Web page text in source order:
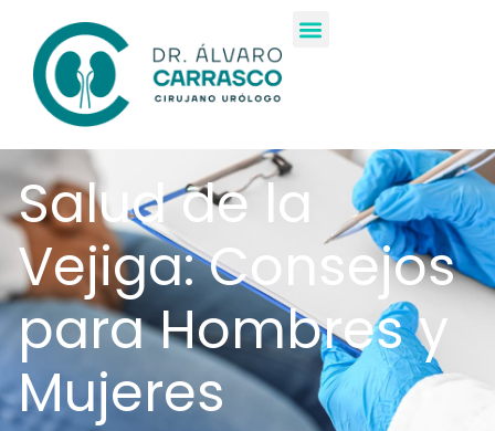
Salud de la
Vejiga: Consejos
para Hombres y
Mujeres